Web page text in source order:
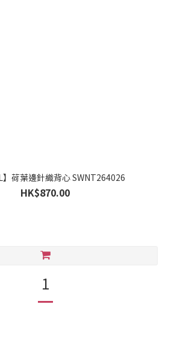
】荷葉邊針織背心 SWNT264026
HK$870.00
1